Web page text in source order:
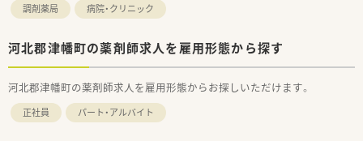
調剤薬局 病院・クリニック
河北郡津幡町の薬剤師求人を雇用形態から探す
河北郡津幡町の薬剤師求人を雇用形態からお探しいただけます。
正社員 パート・アルバイト